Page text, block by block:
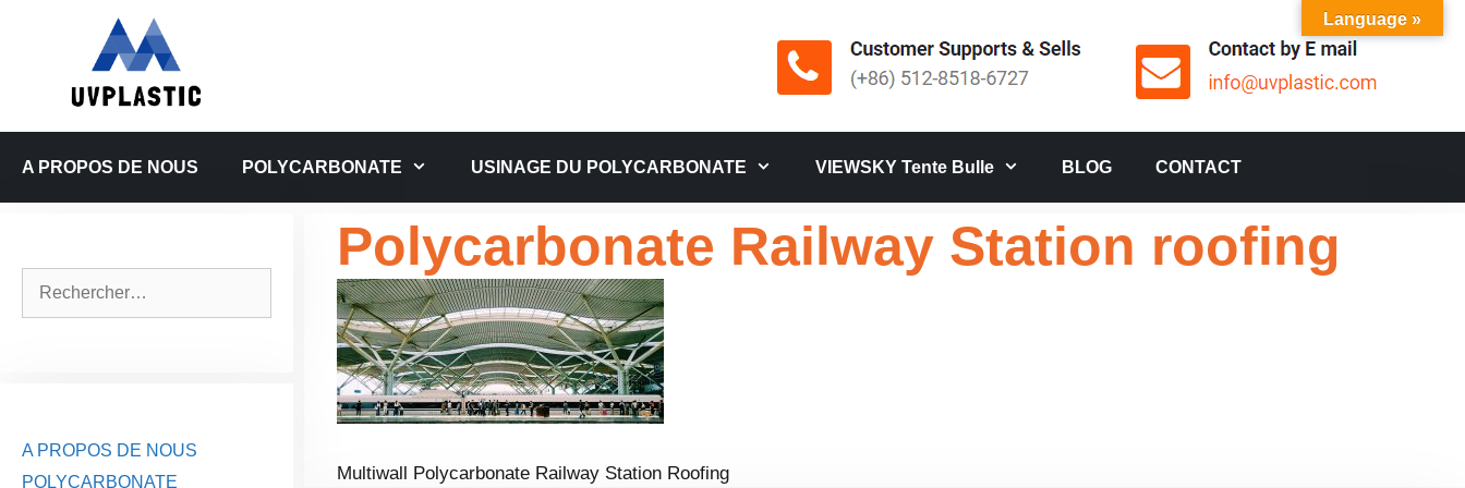
A PROPOS DE NOUS POLYCARBONATE USINAGE DU POLYCARBONATE VIEWSKY Tente Bulle BLOG CONTACT
Polycarbonate Railway Station roofing
Multiwall Polycarbonate Railway Station Roofing
A PROPOS DE NOUS
POLYCARBONATE
Language »